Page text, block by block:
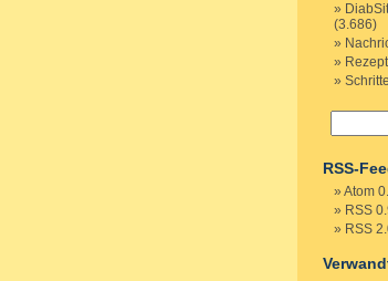
(3.686)
RSS-
Atom
RSS
RSS